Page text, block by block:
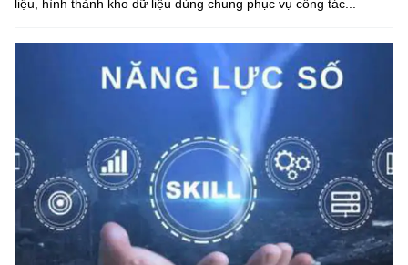
liệu, hình thành kho dữ liệu dùng chung phục vụ công tác...